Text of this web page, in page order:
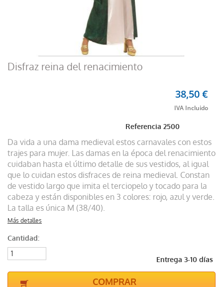
Disfraz reina del renacimiento
Referencia2500
38,50 €
Da vida a una dama medieval estos carnavales con estos
trajes para mujer. Las damas en la época del renacimiento
cuidaban hasta el último detalle de sus vestidos, al igual
que lo cuidan estos disfraces de reina medieval. Constan
de vestido largo que imita el terciopelo y tocado para la
cabeza y están disponibles en 3 colores: rojo, azul y verde.
La talla es única M (38/40).
Más detalles
Cantidad:
Entrega 3-10 días
COMPRAR